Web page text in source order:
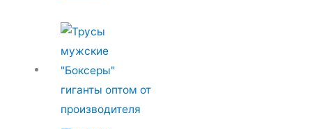
Этот
товар
имеет
несколько
вариаций.